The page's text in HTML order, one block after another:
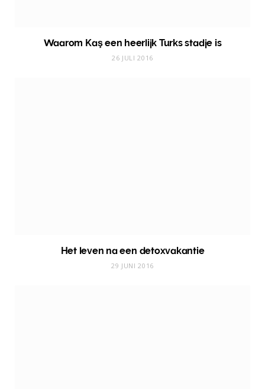
Waarom Kaş een heerlijk Turks stadje is
26 JULI 2016
Het leven na een detoxvakantie
29 JUNI 2016